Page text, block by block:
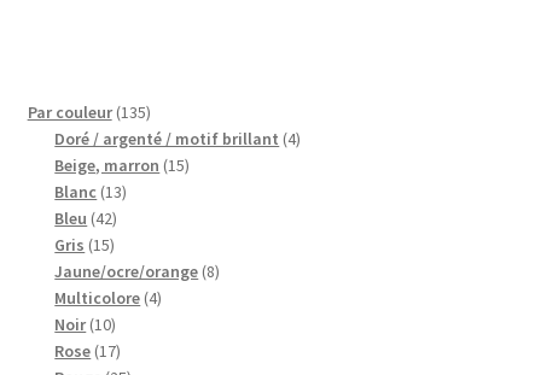
CGV
Livraison
Mentions légales
Par couleur 135135
produits
Doré / argenté / motif brillant 44
Beige, marron 1515
Blanc 1313
Bleu 4242
produits
Gris 1515
produits
Jaune/ocre/orange 88
Multicolore 44
Noir 1010
produits
Rose 1717